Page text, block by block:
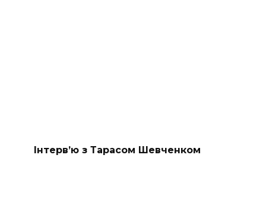
Інтерв’ю з Тарасом Шевченком